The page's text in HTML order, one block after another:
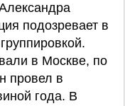
подозревает в
в Москве, по
провел в
года. В